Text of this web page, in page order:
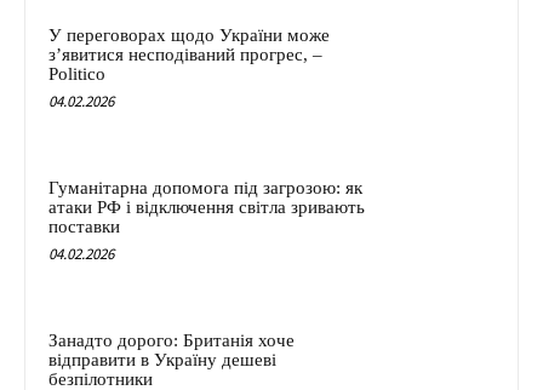
У переговорах щодо України може
з’явитися несподіваний прогрес, –
Politico
04.02.2026
Гуманітарна допомога під загрозою: як
атаки РФ і відключення світла зривають
поставки
04.02.2026
Занадто дорого: Британія хоче
відправити в Україну дешеві
безпілотники